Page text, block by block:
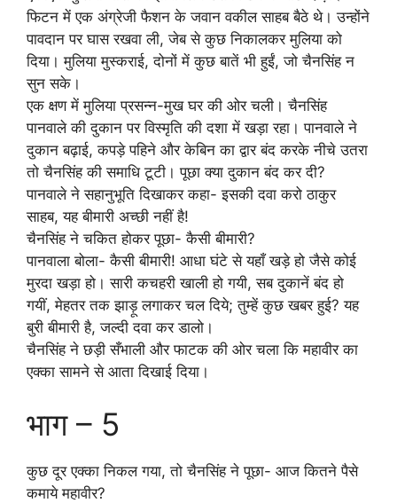
फिटन में एक अंग्रेजी फैशन के जवान वकील साहब बैठे थे। उन्होंने
पावदान पर घास रखवा ली, जेब से कुछ निकालकर मुलिया को
दिया। मुलिया मुस्कराई, दोनों में कुछ बातें भी हुईं, जो चैनसिंह न
सुन सके।
एक क्षण में मुलिया प्रसन्न-मुख घर की ओर चली। चैनसिंह
पानवाले की दुकान पर विस्मृति की दशा में खड़ा रहा। पानवाले ने
दुकान बढ़ाई, कपड़े पहिने और केबिन का द्वार बंद करके नीचे उतरा
तो चैनसिंह की समाधि टूटी। पूछा क्या दुकान बंद कर दी?
पानवाले ने सहानुभूति दिखाकर कहा- इसकी दवा करो ठाकुर
साहब, यह बीमारी अच्छी नहीं है!
चैनसिंह ने चकित होकर पूछा- कैसी बीमारी?
पानवाला बोला- कैसी बीमारी! आधा घंटे से यहाँ खड़े हो जैसे कोई
मुरदा खड़ा हो। सारी कचहरी खाली हो गयी, सब दुकानें बंद हो
गयीं, मेहतर तक झाड़ू लगाकर चल दिये; तुम्हें कुछ खबर हुई? यह
बुरी बीमारी है, जल्दी दवा कर डालो।
चैनसिंह ने छड़ी सँभाली और फाटक की ओर चला कि महावीर का
एक्का सामने से आता दिखाई दिया।
भाग – 5
कुछ दूर एक्का निकल गया, तो चैनसिंह ने पूछा- आज कितने पैसे
कमाये महावीर?